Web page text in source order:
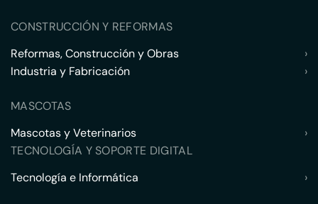
CONSTRUCCIÓN Y REFORMAS
Reformas, Construcción y Obras
›
Industria y Fabricación
›
MASCOTAS
Mascotas y Veterinarios
›
TECNOLOGÍA Y SOPORTE DIGITAL
Tecnología e Informática
›